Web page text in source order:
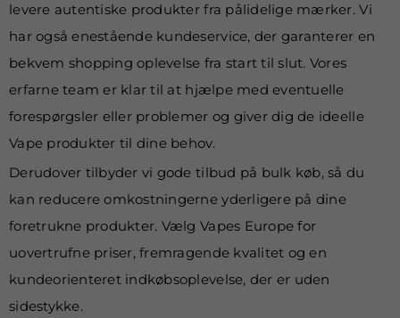
levere autentiske produkter fra pålidelige mærker. Vi
har også enestående kundeservice, der garanterer en
bekvem shopping oplevelse fra start til slut. Vores
erfarne team er klar til at hjælpe med eventuelle
forespørgsler eller problemer og giver dig de ideelle
Vape produkter til dine behov.
Derudover tilbyder vi gode tilbud på bulk køb, så du
kan reducere omkostningerne yderligere på dine
foretrukne produkter. Vælg Vapes Europe for
uovertrufne priser, fremragende kvalitet og en
kundeorienteret indkøbsoplevelse, der er uden
sidestykke.